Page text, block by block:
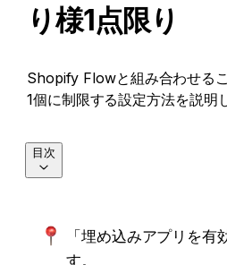
り様1点限り
Shopify Flowと組み合わせる
1個に制限する設定方法を説明
「埋め込みアプリを
す。
目次